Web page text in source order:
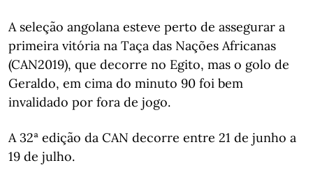
A seleção angolana esteve perto de assegurar a
primeira vitória na Taça das Nações Africanas
(CAN2019), que decorre no Egito, mas o golo de
Geraldo, em cima do minuto 90 foi bem
invalidado por fora de jogo.
A 32ª edição da CAN decorre entre 21 de junho a
19 de julho.